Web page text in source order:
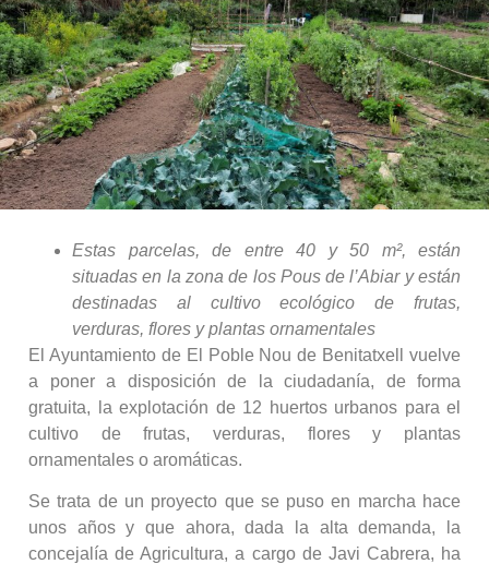
Estas parcelas, de entre 40 y 50 m², están
situadas en la zona de los Pous de l’Abiar y están
destinadas al cultivo ecológico de frutas,
verduras, flores y plantas ornamentales
El Ayuntamiento de El Poble Nou de Benitatxell vuelve
a poner a disposición de la ciudadanía, de forma
gratuita, la explotación de 12 huertos urbanos para el
cultivo de frutas, verduras, flores y plantas
ornamentales o aromáticas.
Se trata de un proyecto que se puso en marcha hace
unos años y que ahora, dada la alta demanda, la
concejalía de Agricultura, a cargo de Javi Cabrera, ha